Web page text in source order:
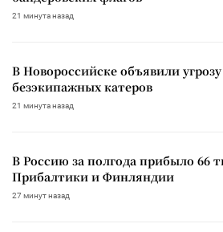
21 минута назад
В Новороссийске объявили
безэкипажных катеров
21 минута назад
В Россию за полгода прибыло 66
Прибалтики и Финляндии
27 минут назад